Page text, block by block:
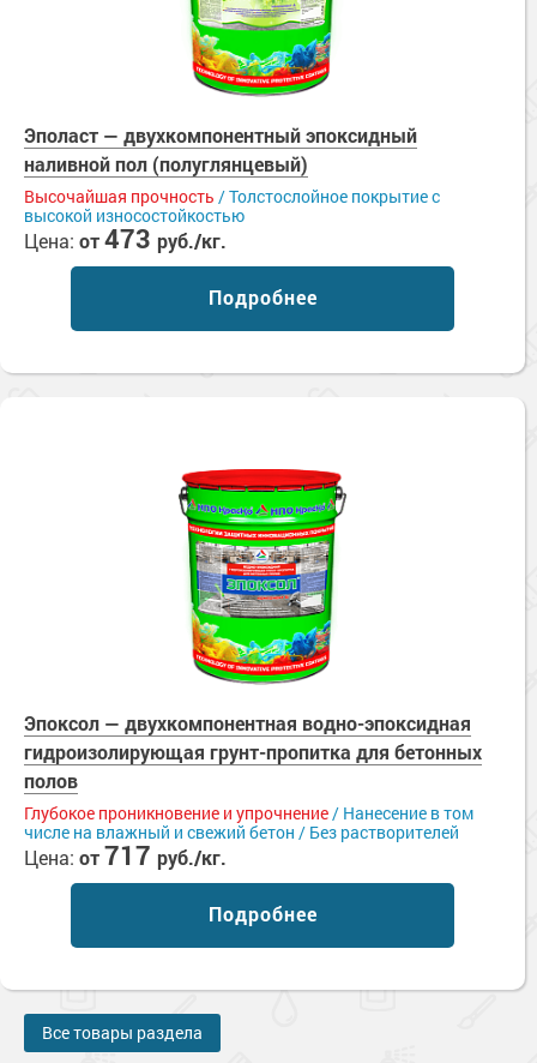
Эполаст — двухкомпонентный эпоксидный
наливной пол (полуглянцевый)
Высочайшая прочность / Толстослойное покрытие с
высокой износостойкостью
Цена: от473 руб./кг.
Подробнее
Эпоксол — двухкомпонентная водно-эпоксидная
гидроизолирующая грунт-пропитка для бетонных
полов
Глубокое проникновение и упрочнение/ Нанесение в том
числе на влажный и свежий бетон / Без растворителей
Цена: от717 руб./кг.
Подробнее
Все товары раздела